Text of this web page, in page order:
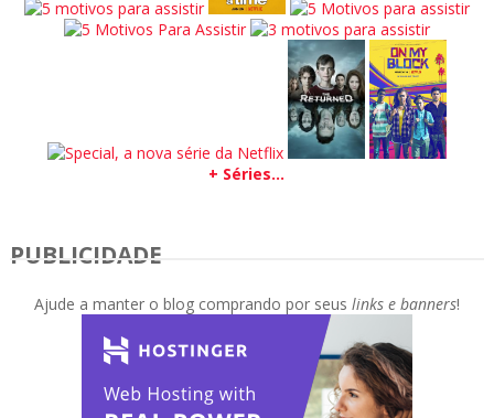
+ Séries...
PUBLICIDADE
Ajude a manter o blog comprando por seus links e banners!